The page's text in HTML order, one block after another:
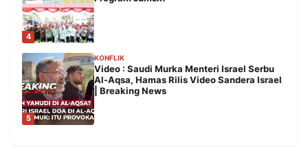
4
5
KONFLIK
Video : Saudi Murka Menteri Israel Serbu
Al-Aqsa, Hamas Rilis Video Sandera Israel
| Breaking News